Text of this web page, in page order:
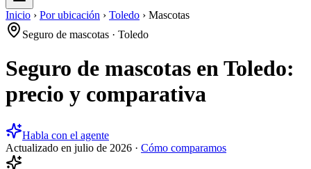
Inicio › Por ubicación › Toledo › Mascotas
Seguro de mascotas · Toledo
Seguro de mascotas en Toledo:
precio y comparativa
Habla con el agente
Actualizado en julio de 2026 · Cómo comparamos